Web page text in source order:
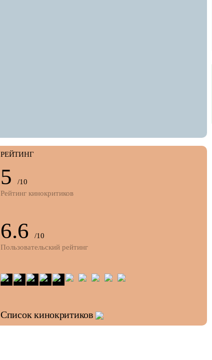
РЕЙТИНГ
5
/10
Рейтинг кинокритиков
6.6
/10
Пользовательский рейтинг
Список кинокритиков